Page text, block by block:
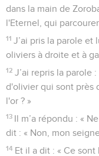
dans la main de
l'Eternel, qui
11 J’ai pris la parole et
oliviers à droite et à
12 J’ai repris la parole
d'olivier qui sont près
l'or ? »
13 Il m’a répondu : «
dit : « Non, mon
14 Et il a dit : « Ce